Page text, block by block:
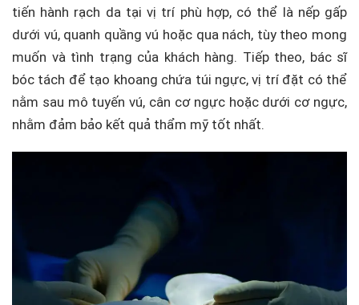
tiến hành rạch da tại vị trí phù hợp, có thể là nếp gấp
dưới vú, quanh quầng vú hoặc qua nách, tùy theo mong
muốn và tình trạng của khách hàng. Tiếp theo, bác sĩ
bóc tách để tạo khoang chứa túi ngực, vị trí đặt có thể
nằm sau mô tuyến vú, cân cơ ngực hoặc dưới cơ ngực,
nhằm đảm bảo kết quả thẩm mỹ tốt nhất.